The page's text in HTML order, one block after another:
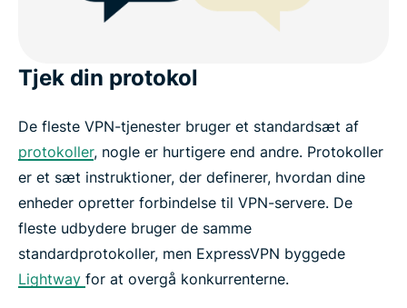
Tjek din protokol
De fleste VPN-tjenester bruger et standardsæt af
protokoller, nogle er hurtigere end andre. Protokoller
er et sæt instruktioner, der definerer, hvordan dine
enheder opretter forbindelse til VPN-servere. De
fleste udbydere bruger de samme
standardprotokoller, men ExpressVPN byggede
Lightway for at overgå konkurrenterne.